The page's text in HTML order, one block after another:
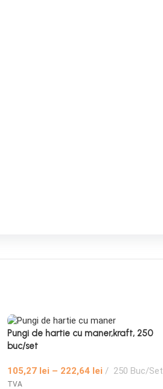
Pungi de hartie cu maner,kraft, 250
buc/set
105,27 lei – 222,64 lei 250 Buc/Set
TVA